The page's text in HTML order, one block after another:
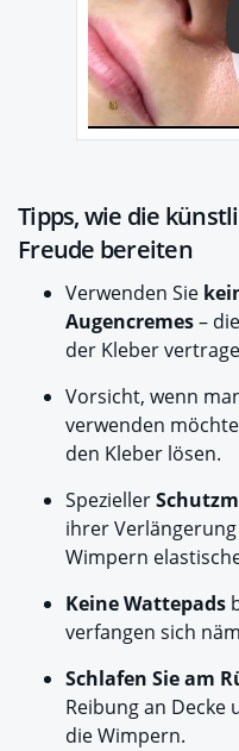
Tipps, wie die
Freude bereiten
Verwenden Sie
Augencremes–
der Kleber
Vorsicht, wenn
verwenden
den Kleber lösen.
Spezieller
ihrer
Wimpern
Keine Wattepads
verfangen sich
Schlafen Sie am
Reibung an Decke
die Wimpern.